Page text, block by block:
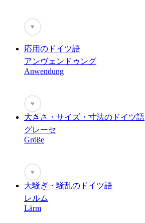
♥
応用のドイツ語
アンヴェンドゥング
Anwendung
♥
大きさ・サイズ・寸法のドイツ語
グレーセ
Größe
♥
大騒ぎ・騒乱のドイツ語
レルム
Lärm